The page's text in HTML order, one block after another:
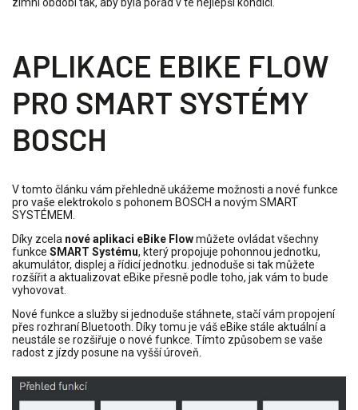
APLIKACE EBIKE FLOW
PRO SMART SYSTÉMY
BOSCH
V tomto článku vám přehledně ukážeme možnosti a nové funkce
pro vaše elektrokolo s pohonem BOSCH a novým SMART
SYSTÉMEM.
Díky zcela nové aplikaci eBike Flowmůžete ovládat všechny
funkce SMART Systému, který propojuje pohonnou jednotku,
akumulátor, displej a řídicí jednotku. jednoduše si tak můžete
rozšířit a aktualizovat eBike přesně podle toho, jak vám to bude
vyhovovat.
Nové funkce a služby si jednoduše stáhnete, stačí vám propojení
přes rozhraní Bluetooth. Díky tomu je váš eBike stále aktuální a
neustále se rozšiřuje o nové funkce. Tímto způsobem se vaše
radost z jízdy posune na vyšší úroveň.